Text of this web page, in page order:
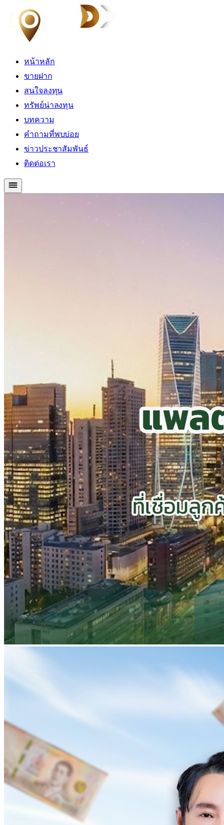
หน้าหลัก
ขายฝาก
สนใจลงทุน
ทรัพย์น่าลงทุน
บทความ
คำถามที่พบบ่อย
ข่าวประชาสัมพันธ์
ติดต่อเรา